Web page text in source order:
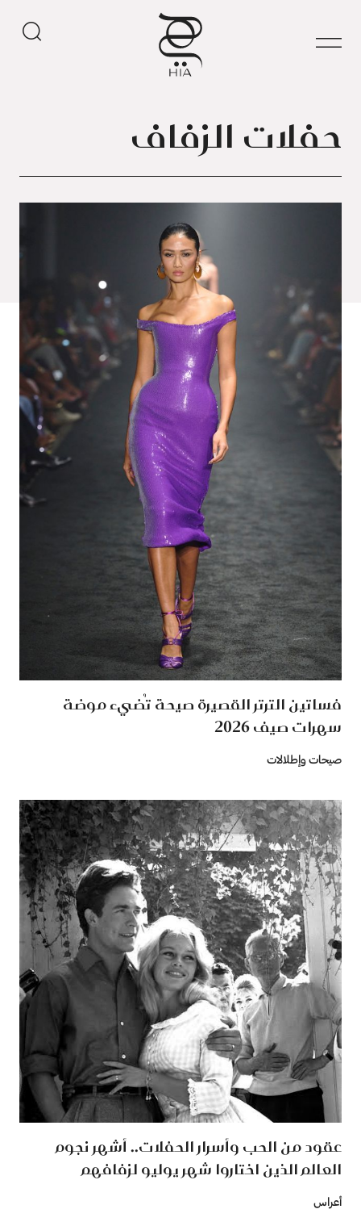
حفلات الزفاف
فساتين الترتر القصيرة صيحة تُضيء موضة
سهرات صيف 2026
صيحات وإطلالات
عقود من الحب وأسرار الحفلات.. أشهر نجوم
العالم الذين اختاروا شهر يوليو لزفافهم
أعراس